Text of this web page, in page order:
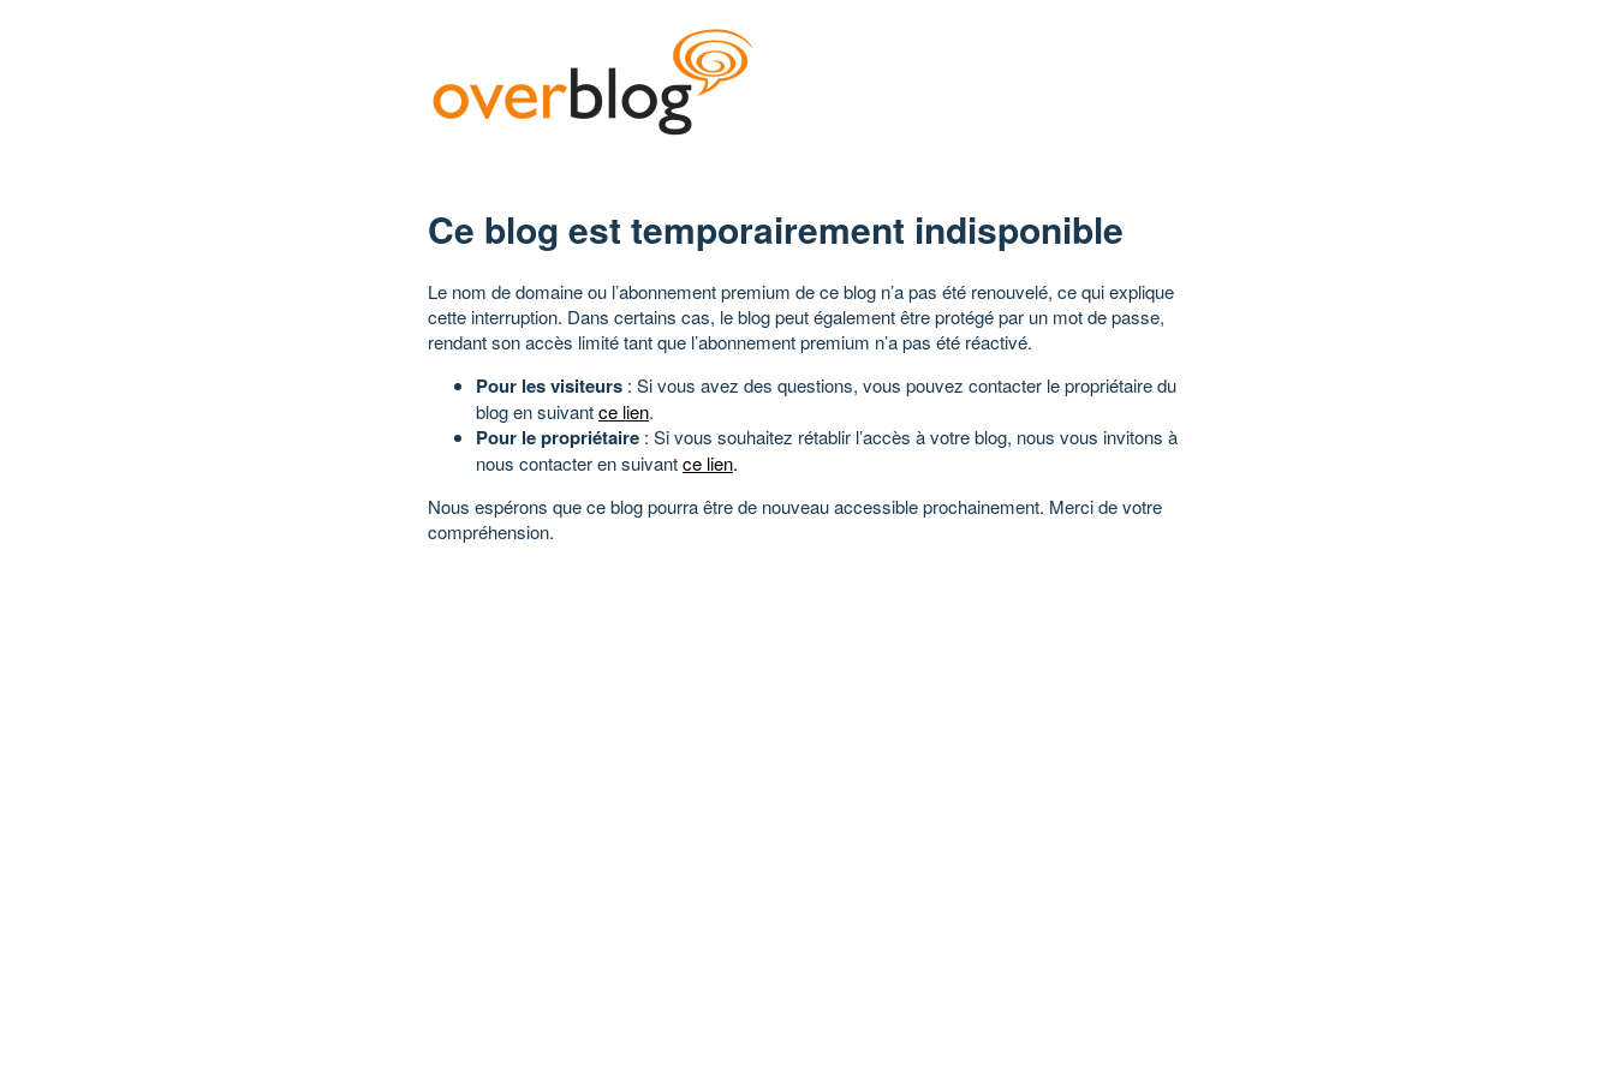
Ce blog est temporairement indisponible
Le nom de domaine ou l’abonnement premium de ce blog n’a pas été renouvelé, ce qui explique
cette interruption. Dans certains cas, le blog peut également être protégé par un mot de passe,
rendant son accès limité tant que l’abonnement premium n’a pas été réactivé.
Pour les visiteurs : Si vous avez des questions, vous pouvez contacter le propriétaire du
blog en suivantce lien.
Pour le propriétaire : Si vous souhaitez rétablir l’accès à votre blog, nous vous invitons à
nous contacter en suivantce lien.
Nous espérons que ce blog pourra être de nouveau accessible prochainement. Merci de votre
compréhension.